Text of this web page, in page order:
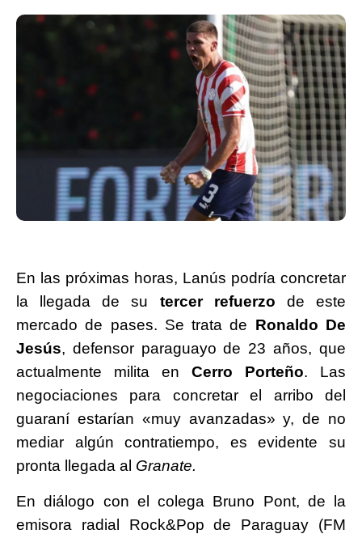
En las próximas horas, Lanús podría concretar
la llegada de su tercer refuerzo de este
mercado de pases. Se trata de Ronaldo De
Jesús, defensor paraguayo de 23 años, que
actualmente milita en Cerro Porteño. Las
negociaciones para concretar el arribo del
guaraní estarían «muy avanzadas» y, de no
mediar algún contratiempo, es evidente su
pronta llegada al Granate.
En diálogo con el colega Bruno Pont, de la
emisora radial Rock&Pop de Paraguay (FM